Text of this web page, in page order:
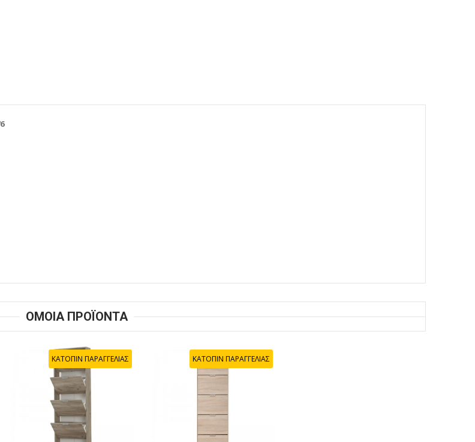
ΟΜΟΙΑ ΠΡΟΪΟΝΤΑ
ΚΑΤΟΠΙΝ ΠΑΡΑΓΓΕΛΙΑΣ ΚΑΤΟΠΙΝ ΠΑΡΑΓΓΕΛΙΑΣ